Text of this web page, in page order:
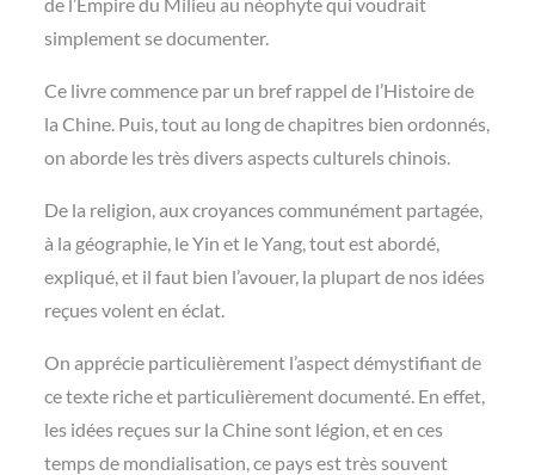
simplement se documenter.
Ce livre commence par un bref rappel de l’Histoire de
la Chine. Puis, tout au long de chapitres bien ordonnés,
on aborde les très divers aspects culturels chinois.
De la religion, aux croyances communément partagée,
à la géographie, le Yin et le Yang, tout est abordé,
expliqué, et il faut bien l’avouer, la plupart de nos idées
reçues volent en éclat.
On apprécie particulièrement l’aspect démystifiant de
ce texte riche et particulièrement documenté. En effet,
les idées reçues sur la Chine sont légion, et en ces
temps de mondialisation, ce pays est très souvent